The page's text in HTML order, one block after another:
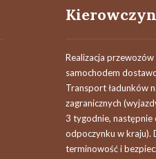
Realizacja
samochodem
Transport ładunków
zagranicznych
3 tygodnie, następnie
odpoczynku w kraju).
terminowość i